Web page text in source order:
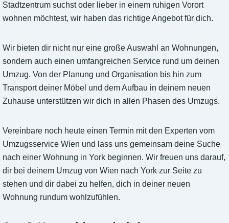
Stadtzentrum suchst oder lieber in einem ruhigen Vorort
wohnen möchtest, wir haben das richtige Angebot für dich.
Wir bieten dir nicht nur eine große Auswahl an Wohnungen,
sondern auch einen umfangreichen Service rund um deinen
Umzug. Von der Planung und Organisation bis hin zum
Transport deiner Möbel und dem Aufbau in deinem neuen
Zuhause unterstützen wir dich in allen Phasen des Umzugs.
Vereinbare noch heute einen Termin mit den Experten vom
Umzugsservice Wien und lass uns gemeinsam deine Suche
nach einer Wohnung in York beginnen. Wir freuen uns darauf,
dir bei deinem Umzug von Wien nach York zur Seite zu
stehen und dir dabei zu helfen, dich in deiner neuen
Wohnung rundum wohlzufühlen.